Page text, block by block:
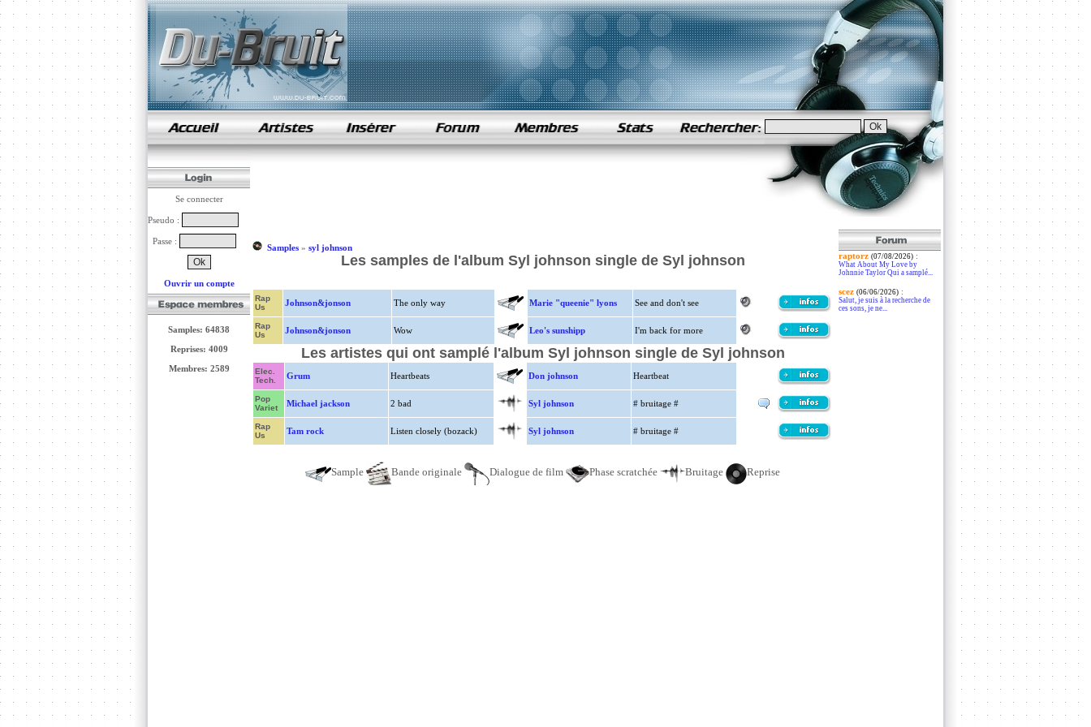
samples de rap
Se connecter
Pseudo :
Passe :
Ouvrir un compte
Samples: 64838
Reprises: 4009
Membres: 2589
Samples» syl johnson
Les samples de l'album Syl johnson single de Syl johnson
Rap
Us
Johnson&jonson The only way Marie "queenie" lyons See and don't see
Rap
Us
Johnson&jonson Wow Leo's sunshipp I'm back for more
Les artistes qui ont samplé l'album Syl johnson single de Syl johnson
Elec.
Tech.
Grum Heartbeats Don johnson Heartbeat
Pop
Variet
Michael jackson 2 bad Syl johnson # bruitage #
Rap
Us
Tam rock Listen closely (bozack) Syl johnson # bruitage #
Sample Bande originale Dialogue de film Phase scratchée Bruitage Reprise
raptorz (07/08/2026):
What About My Love by
Johnnie Taylor Qui a samplé...
scez (06/06/2026):
Salut, je suis à la recherche de
ces sons, je ne...